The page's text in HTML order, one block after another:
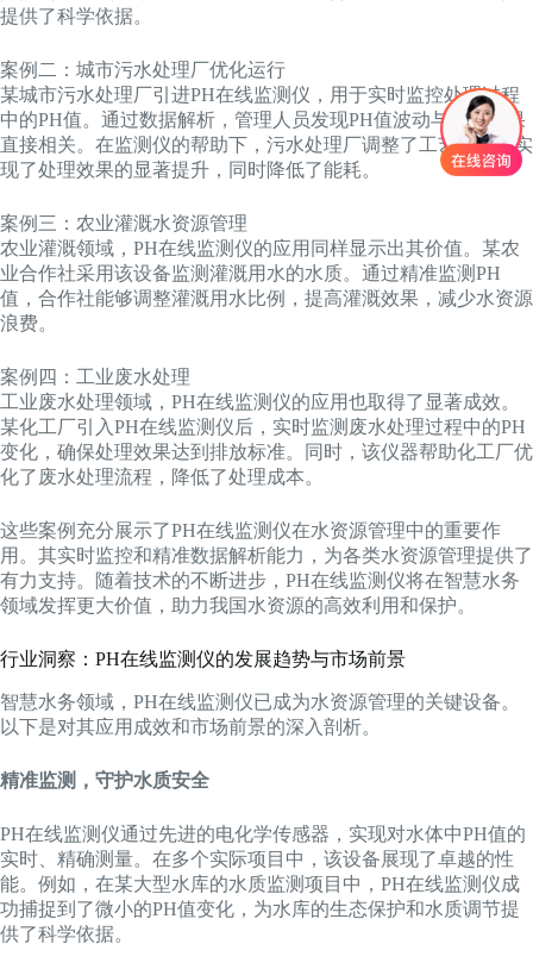
提供了科学依据。
案例二：城市污水处理厂优化运行
某城市污水处理厂引进PH在线监测仪，用于实时监控处理过程
中的PH值。通过数据解析，管理人员发现PH值波动与处理效果
直接相关。在监测仪的帮助下，污水处理厂调整了工艺参数，实
现了处理效果的显著提升，同时降低了能耗。
案例三：农业灌溉水资源管理
农业灌溉领域，PH在线监测仪的应用同样显示出其价值。某农
业合作社采用该设备监测灌溉用水的水质。通过精准监测PH
值，合作社能够调整灌溉用水比例，提高灌溉效果，减少水资源
浪费。
案例四：工业废水处理
工业废水处理领域，PH在线监测仪的应用也取得了显著成效。
某化工厂引入PH在线监测仪后，实时监测废水处理过程中的PH
变化，确保处理效果达到排放标准。同时，该仪器帮助化工厂优
化了废水处理流程，降低了处理成本。
这些案例充分展示了PH在线监测仪在水资源管理中的重要作
用。其实时监控和精准数据解析能力，为各类水资源管理提供了
有力支持。随着技术的不断进步，PH在线监测仪将在智慧水务
领域发挥更大价值，助力我国水资源的高效利用和保护。
行业洞察：PH在线监测仪的发展趋势与市场前景
智慧水务领域，PH在线监测仪已成为水资源管理的关键设备。
以下是对其应用成效和市场前景的深入剖析。
精准监测，守护水质安全
PH在线监测仪通过先进的电化学传感器，实现对水体中PH值的
实时、精确测量。在多个实际项目中，该设备展现了卓越的性
能。例如，在某大型水库的水质监测项目中，PH在线监测仪成
功捕捉到了微小的PH值变化，为水库的生态保护和水质调节提
供了科学依据。